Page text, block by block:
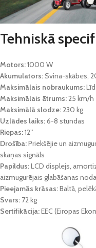
Tehniskā
Motors:1000 W
Akumulators:Svina-skābes,
Maksimālais nobraukums:
Maksimālais ātrums:25 km/h
Maksimālā slodze:230 kg
Uzlādes laiks:6-8 stundas
Riepas:12’’
Drošība:Priekšējie un
skaņas signāls
Papildus:LCD displejs,
aizmugurējais glabāšanas
Pieejamās krāsas:Baltā,
Svars: 72 kg
Sertifikācija:EEC (Eiropas